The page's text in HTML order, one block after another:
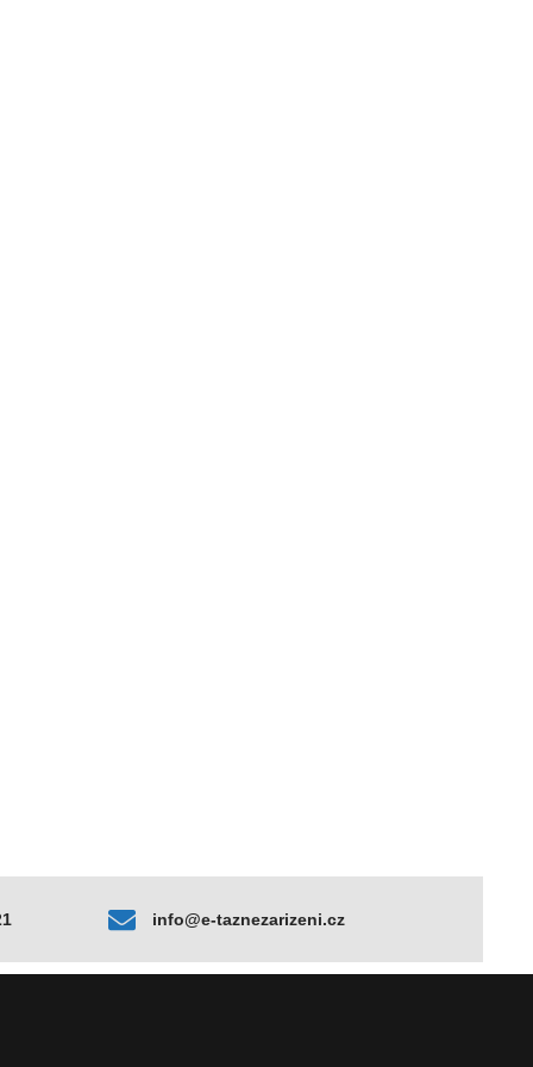
info@e-taznezarizeni.cz